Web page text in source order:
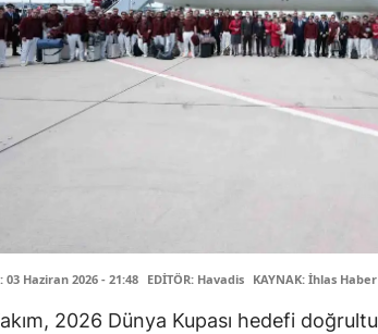
03 Haziran 2026 - 21:48 EDİTÖR: Havadis KAYNAK: İhlas Haber
2026 Dünya Kupası hedefi